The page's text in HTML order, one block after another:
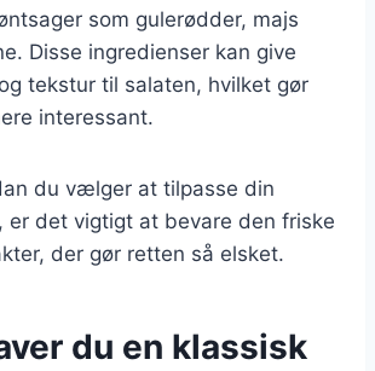
som gulerødder, majs
Disse ingredienser kan give
tekstur til salaten, hvilket gør
interessant.
du vælger at tilpasse din
er det vigtigt at bevare den friske
der gør retten så elsket.
du en klassisk